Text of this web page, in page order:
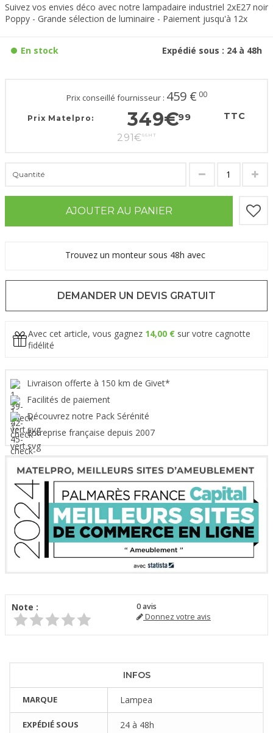
Suivez vos envies déco avec notre lampadaire industriel 2xE27 noir
Poppy - Grande sélection de luminaire - Paiement jusqu'à 12x
En stock Expédié sous : 24 à 48h
Prix conseillé fournisseur : 459 € 00
Prix Matelpro: 349€99 TTC
291€66 HT
Quantité
AJOUTER AU PANIER
Trouvez un monteur sous 48h avec
DEMANDER UN DEVIS GRATUIT
Avec cet article, vous gagnez 14,00 € sur votre cagnotte
fidélité
Livraison offerte à 150 km de Givet*
Facilités de paiement
Découvrez notre Pack Sérénité
Entreprise française depuis 2007
Note : 0avis
Donnez votre avis
INFOS
MARQUE Lampea
EXPÉDIÉ SOUS 24 à 48h